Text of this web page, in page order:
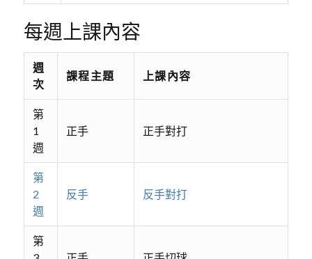
每週上課內容
週
次
課程主題 上課內容
第
1
週
正手 正手對打
第
2
週
反手 反手對打
第